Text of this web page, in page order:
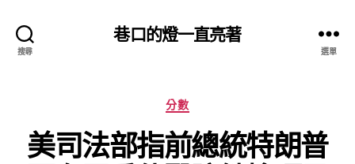
搜尋
巷口的燈一直亮著
選單
分
類
分數
美司法部指前總統特朗普